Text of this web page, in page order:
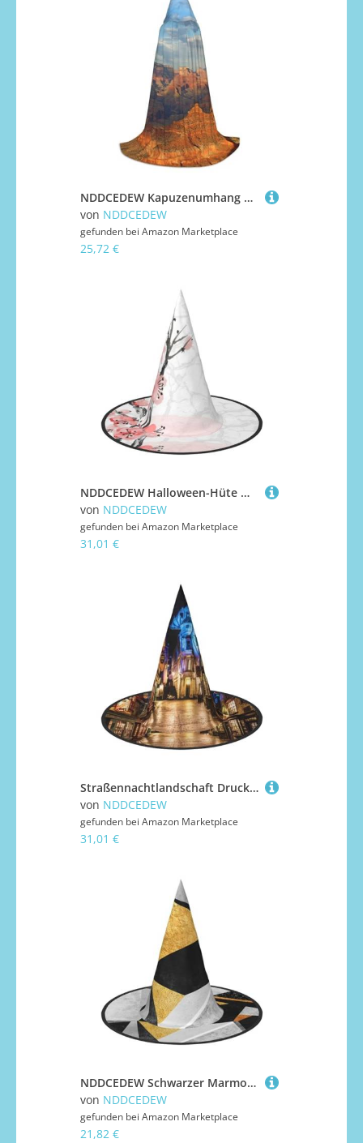
NDDCEDEW Kapuzenumhang mit Naturlandschaftsdruck für Jugendliche, bodenlanger Kapuzenumhang
von NDDCEDEW
gefunden bei Amazon Marketplace
25,72 €
NDDCEDEW Halloween-Hüte mit Kirsch-Blumendruck, Hexen-Zauberer-Hüte für Feste, Cosplay
von NDDCEDEW
gefunden bei Amazon Marketplace
31,01 €
Straßennachtlandschaft Druck Halloween Hüte Hexe Zauberer Hüte für Feste Cosplay
von NDDCEDEW
gefunden bei Amazon Marketplace
31,01 €
NDDCEDEW Schwarzer Marmor-Druck, Halloween-Hüte, Hexen-Zauberer-Hüte für Feste, Cosplay
von NDDCEDEW
gefunden bei Amazon Marketplace
21,82 €